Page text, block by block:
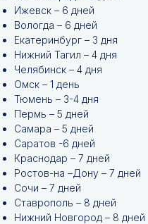
Ижевск – 6 дней
Вологда – 6 дней
Екатеринбург – 3 дня
Нижний Тагил – 4 дня
Челябинск – 4 дня
Омск – 1 день
Тюмень – 3-4 дня
Пермь – 5 дней
Самара – 5 дней
Саратов -6 дней
Краснодар – 7 дней
Ростов-на –Дону – 7 дней
Сочи – 7 дней
Ставрополь – 8 дней
Нижний Новгород – 8 дней